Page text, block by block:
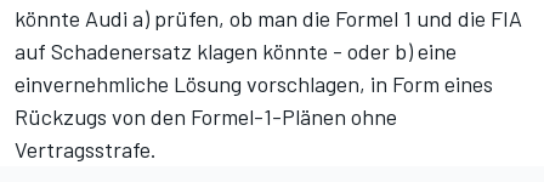
könnte Audi a) prüfen, ob man die Formel 1 und die FIA
auf Schadenersatz klagen könnte - oder b) eine
einvernehmliche Lösung vorschlagen, in Form eines
Rückzugs von den Formel-1-Plänen ohne
Vertragsstrafe.